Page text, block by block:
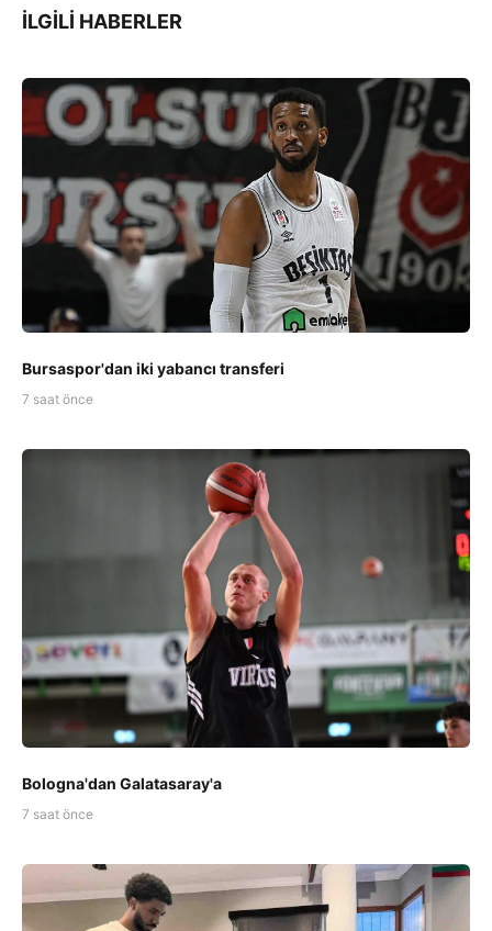
İLGILI HABERLER
Bursaspor'dan iki yabancı transferi
7 saat önce
Bologna'dan Galatasaray'a
7 saat önce